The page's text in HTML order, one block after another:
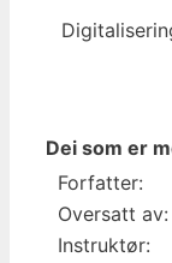
Dei som er
Forfatter:
Oversatt av:
Instruktør: